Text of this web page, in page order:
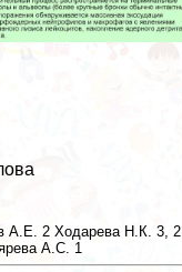
А.Е. 2 Ходарева Н.К. 3, 2
А.С. 1